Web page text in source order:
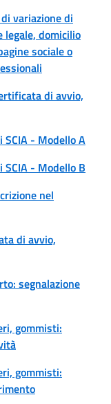
variazione di
legale, domicilio
sociale o
di avvio,
- Modello A
- Modello B
nel
di avvio,
segnalazione
gommisti:
gommisti: